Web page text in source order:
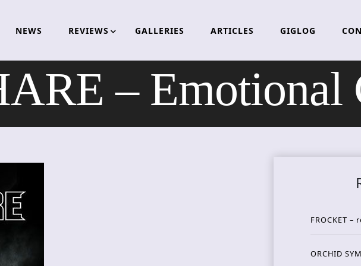
NEWS REVIEWS GALLERIES ARTICLES GIGLOG
– Emotional
FROCKET
ORCHID